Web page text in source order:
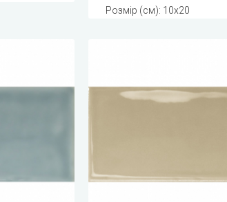
Розмір (см): 10x20